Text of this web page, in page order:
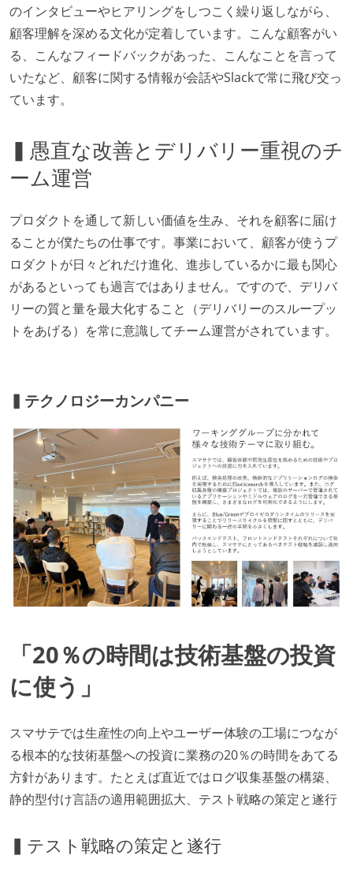
のインタビューやヒアリングをしつこく繰り返しながら、
顧客理解を深める文化が定着しています。こんな顧客がい
る、こんなフィードバックがあった、こんなことを言って
いたなど、顧客に関する情報が会話やSlackで常に飛び交っ
ています。
▍愚直な改善とデリバリー重視のチ
ーム運営
プロダクトを通して新しい価値を生み、それを顧客に届け
ることが僕たちの仕事です。事業において、顧客が使うプ
ロダクトが日々どれだけ進化、進歩しているかに最も関心
があるといっても過言ではありません。ですので、デリバ
リーの質と量を最大化すること（デリバリーのスループッ
トをあげる）を常に意識してチーム運営がされています。
▍テクノロジーカンパニー
「20％の時間は技術基盤の投資
に使う」
スマサテでは生産性の向上やユーザー体験の工場につなが
る根本的な技術基盤への投資に業務の20％の時間をあてる
方針があります。たとえば直近ではログ収集基盤の構築、
静的型付け言語の適用範囲拡大、テスト戦略の策定と遂行
▍テスト戦略の策定と遂行